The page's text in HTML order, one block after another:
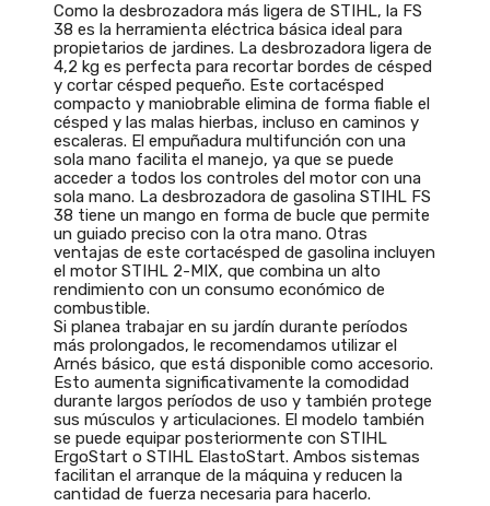
Como la desbrozadora más ligera de STIHL, la FS
38 es la herramienta eléctrica básica ideal para
propietarios de jardines. La desbrozadora ligera de
4,2 kg es perfecta para recortar bordes de césped
y cortar césped pequeño. Este cortacésped
compacto y maniobrable elimina de forma fiable el
césped y las malas hierbas, incluso en caminos y
escaleras. El empuñadura multifunción con una
sola mano facilita el manejo, ya que se puede
acceder a todos los controles del motor con una
sola mano. La desbrozadora de gasolina STIHL FS
38 tiene un mango en forma de bucle que permite
un guiado preciso con la otra mano. Otras
ventajas de este cortacésped de gasolina incluyen
el motor STIHL 2-MIX, que combina un alto
rendimiento con un consumo económico de
combustible.
Si planea trabajar en su jardín durante períodos
más prolongados, le recomendamos utilizar el
Arnés básico, que está disponible como accesorio.
Esto aumenta significativamente la comodidad
durante largos períodos de uso y también protege
sus músculos y articulaciones. El modelo también
se puede equipar posteriormente con STIHL
ErgoStart o STIHL ElastoStart. Ambos sistemas
facilitan el arranque de la máquina y reducen la
cantidad de fuerza necesaria para hacerlo.